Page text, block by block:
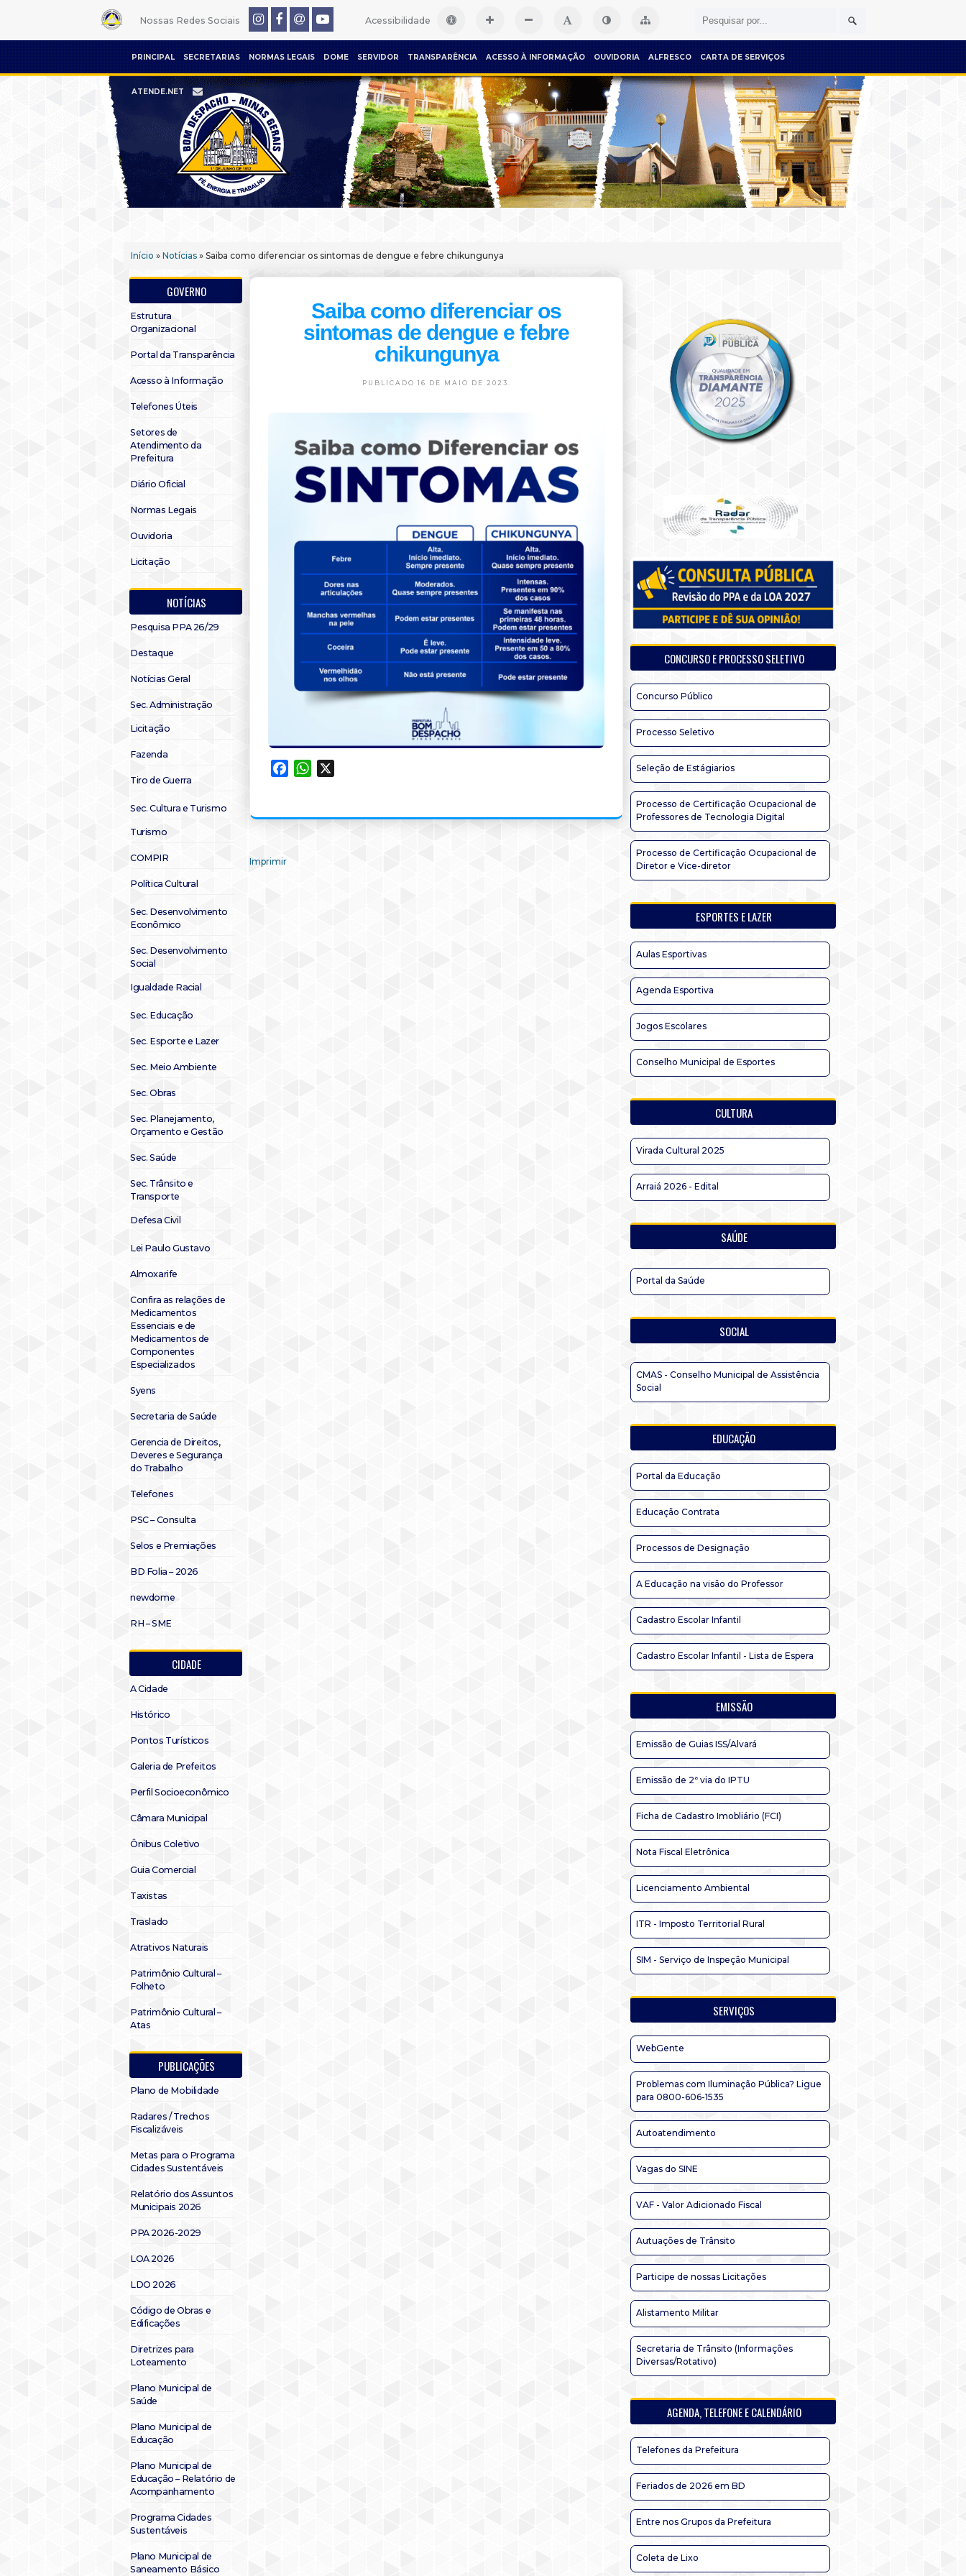
Nossas Redes Sociais Acessibilidade
PRINCIPAL SECRETARIAS NORMAS LEGAIS DOME SERVIDOR TRANSPARÊNCIA ACESSO À INFORMAÇÃO OUVIDORIA ALFRESCO CARTA DE SERVIÇOS
ATENDE.NET
Início » Notícias » Saiba como diferenciar os sintomas de dengue e febre chikungunya
GOVERNO
Estrutura
Organizacional
Portal da Transparência
Acesso à Informação
Telefones Úteis
Setores de
Atendimento da
Prefeitura
Diário Oficial
Normas Legais
Ouvidoria
Licitação
NOTÍCIAS
Pesquisa PPA 26/29
Destaque
Notícias Geral
Sec. Administração
Licitação
Fazenda
Tiro de Guerra
Sec. Cultura e Turismo
Turismo
COMPIR
Política Cultural
Sec. Desenvolvimento
Econômico
Sec. Desenvolvimento
Social
Igualdade Racial
Sec. Educação
Sec. Esporte e Lazer
Sec. Meio Ambiente
Sec. Obras
Sec. Planejamento,
Orçamento e Gestão
Sec. Saúde
Sec. Trânsito e
Transporte
Defesa Civil
Lei Paulo Gustavo
Almoxarife
Confira as relações de
Medicamentos
Essenciais e de
Medicamentos de
Componentes
Especializados
Syens
Secretaria de Saúde
Gerencia de Direitos,
Deveres e Segurança
do Trabalho
Telefones
PSC – Consulta
Selos e Premiações
BD Folia – 2026
newdome
RH – SME
CIDADE
A Cidade
Histórico
Pontos Turísticos
Galeria de Prefeitos
Perfil Socioeconômico
Câmara Municipal
Ônibus Coletivo
Guia Comercial
Taxistas
Traslado
Atrativos Naturais
Patrimônio Cultural –
Folheto
Patrimônio Cultural –
Atas
PUBLICAÇÕES
Plano de Mobilidade
Radares / Trechos
Fiscalizáveis
Metas para o Programa
Cidades Sustentáveis
Relatório dos Assuntos
Municipais 2026
PPA 2026-2029
LOA 2026
LDO 2026
Código de Obras e
Edificações
Diretrizes para
Loteamento
Plano Municipal de
Saúde
Plano Municipal de
Educação
Plano Municipal de
Educação – Relatório de
Acompanhamento
Programa Cidades
Sustentáveis
Plano Municipal de
Saneamento Básico
Saiba como diferenciar os
sintomas de dengue e febre
chikungunya
PUBLICADO 16 DE MAIO DE 2023.
FacebookWhatsApp
Imprimir
CONCURSO E PROCESSO SELETIVO
Concurso Público
Processo Seletivo
Seleção de Estágiarios
Processo de Certificação Ocupacional de
Professores de Tecnologia Digital
Processo de Certificação Ocupacional de
Diretor e Vice-diretor
ESPORTES E LAZER
Aulas Esportivas
Agenda Esportiva
Jogos Escolares
Conselho Municipal de Esportes
CULTURA
Virada Cultural 2025
Arraiá 2026 - Edital
SAÚDE
Portal da Saúde
SOCIAL
CMAS - Conselho Municipal de Assistência
Social
EDUCAÇÃO
Portal da Educação
Educação Contrata
Processos de Designação
A Educação na visão do Professor
Cadastro Escolar Infantil
Cadastro Escolar Infantil - Lista de Espera
EMISSÃO
Emissão de Guias ISS/Alvará
Emissão de 2ª via do IPTU
Ficha de Cadastro Imobliário (FCI)
Nota Fiscal Eletrônica
Licenciamento Ambiental
ITR - Imposto Territorial Rural
SIM - Serviço de Inspeção Municipal
SERVIÇOS
WebGente
Problemas com Iluminação Pública? Ligue
para 0800-606-1535
Autoatendimento
Vagas do SINE
VAF - Valor Adicionado Fiscal
Autuações de Trânsito
Participe de nossas Licitações
Alistamento Militar
Secretaria de Trânsito (Informações
Diversas/Rotativo)
AGENDA, TELEFONE E CALENDÁRIO
Telefones da Prefeitura
Feriados de 2026 em BD
Entre nos Grupos da Prefeitura
Coleta de Lixo